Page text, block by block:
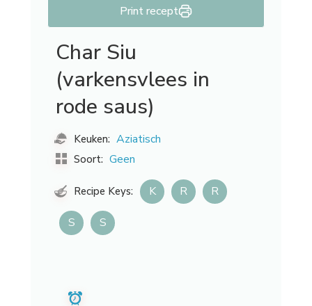
Print recept
Char Siu
(varkensvlees in
rode saus)
Keuken: Aziatisch
Soort: Geen
Recipe Keys: K R R
S S